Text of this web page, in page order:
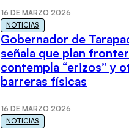
16 DE MARZO 2026
NOTICIAS
Gobernador de
señala que plan
contempla “erizos” y
barreras físicas
16 DE MARZO 2026
NOTICIAS